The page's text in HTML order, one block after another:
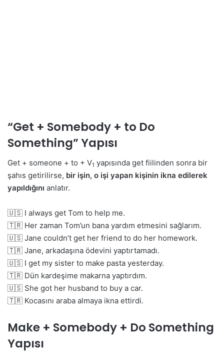
“Get + Somebody + to Do
Something” Yapısı
Get + someone + to + V1 yapısında get fiilinden sonra bir
şahıs getirilirse, bir işin, o işi yapan kişinin ikna edilerek
yapıldığını anlatır.
🇺🇸 I always get Tom to help me.
🇹🇷 Her zaman Tom’un bana yardım etmesini sağlarım.
🇺🇸 Jane couldn’t get her friend to do her homework.
🇹🇷 Jane, arkadaşına ödevini yaptırtamadı.
🇺🇸 I get my sister to make pasta yesterday.
🇹🇷 Dün kardeşime makarna yaptırdım.
🇺🇸 She got her husband to buy a car.
🇹🇷 Kocasını araba almaya ikna ettirdi.
Make + Somebody + Do Something
Yapısı